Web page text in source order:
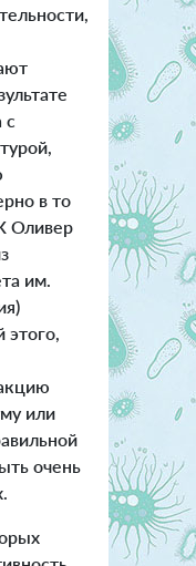
с
в то
Оливер
им.
этого,
или
очень